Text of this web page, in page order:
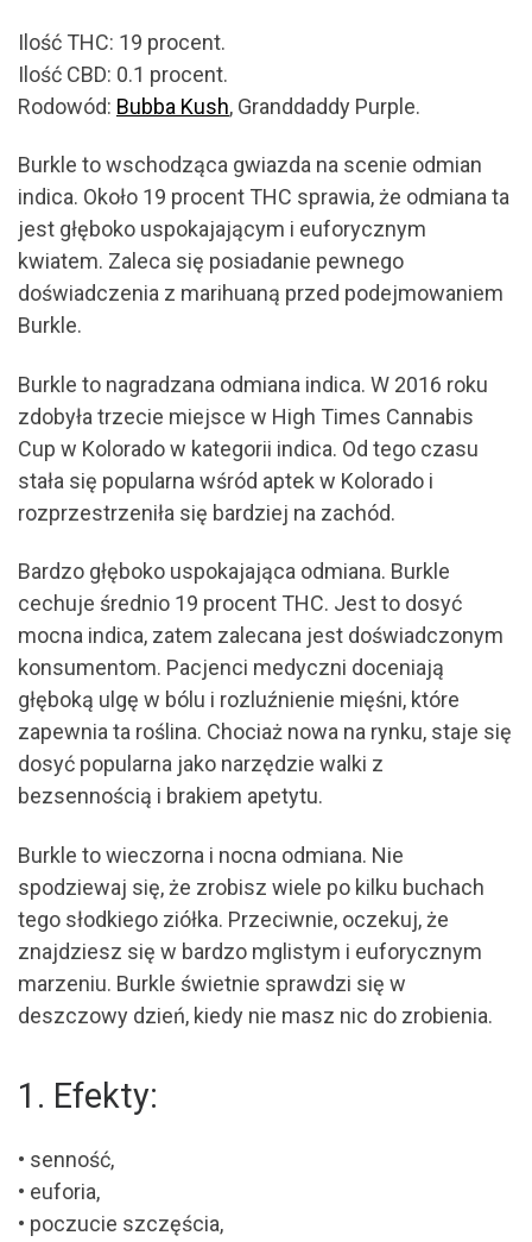
Ilość THC: 19 procent.
Ilość CBD: 0.1 procent.
Rodowód: Bubba Kush, Granddaddy Purple.
Burkle to wschodząca gwiazda na scenie odmian
indica. Około 19 procent THC sprawia, że odmiana ta
jest głęboko uspokajającym i euforycznym
kwiatem. Zaleca się posiadanie pewnego
doświadczenia z marihuaną przed podejmowaniem
Burkle.
Burkle to nagradzana odmiana indica. W 2016 roku
zdobyła trzecie miejsce w High Times Cannabis
Cup w Kolorado w kategorii indica. Od tego czasu
stała się popularna wśród aptek w Kolorado i
rozprzestrzeniła się bardziej na zachód.
Bardzo głęboko uspokajająca odmiana. Burkle
cechuje średnio 19 procent THC. Jest to dosyć
mocna indica, zatem zalecana jest doświadczonym
konsumentom. Pacjenci medyczni doceniają
głęboką ulgę w bólu i rozluźnienie mięśni, które
zapewnia ta roślina. Chociaż nowa na rynku, staje się
dosyć popularna jako narzędzie walki z
bezsennością i brakiem apetytu.
Burkle to wieczorna i nocna odmiana. Nie
spodziewaj się, że zrobisz wiele po kilku buchach
tego słodkiego ziółka. Przeciwnie, oczekuj, że
znajdziesz się w bardzo mglistym i euforycznym
marzeniu. Burkle świetnie sprawdzi się w
deszczowy dzień, kiedy nie masz nic do zrobienia.
1. Efekty:
• senność,
• euforia,
• poczucie szczęścia,